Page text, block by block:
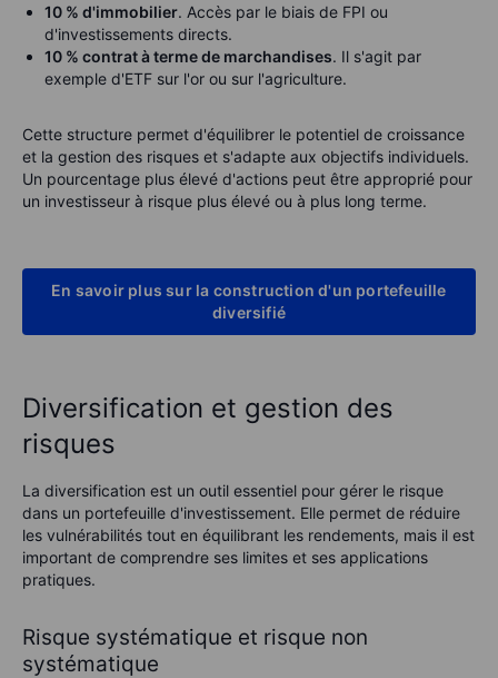
10 % d'immobilier. Accès par le biais de FPI ou
d'investissements directs.
10 % contrat à terme de marchandises. Il s'agit par
exemple d'ETF sur l'or ou sur l'agriculture.
Cette structure permet d'équilibrer le potentiel de croissance
et la gestion des risques et s'adapte aux objectifs individuels.
Un pourcentage plus élevé d'actions peut être approprié pour
un investisseur à risque plus élevé ou à plus long terme.
En savoir plus sur la construction d'un portefeuille
diversifié
Diversification et gestion des
risques
La diversification est un outil essentiel pour gérer le risque
dans un portefeuille d'investissement. Elle permet de réduire
les vulnérabilités tout en équilibrant les rendements, mais il est
important de comprendre ses limites et ses applications
pratiques.
Risque systématique et risque non
systématique